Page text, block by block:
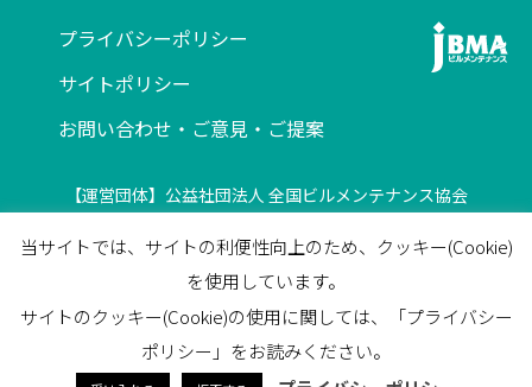
プライバシーポリシー
サイトポリシー
お問い合わせ・ご意見・ご提案
【運営団体】公益社団法人 全国ビルメンテナンス協会
ビルメンテナンス会館5F
03-3805-7560 / FAX 03-3805-7561
facebook
当サイトでは、サイトの利便性向上のため、クッキー(Cookie)
を使用しています。
サイトのクッキー(Cookie)の使用に関しては、「プライバシー
ポリシー」をお読みください。